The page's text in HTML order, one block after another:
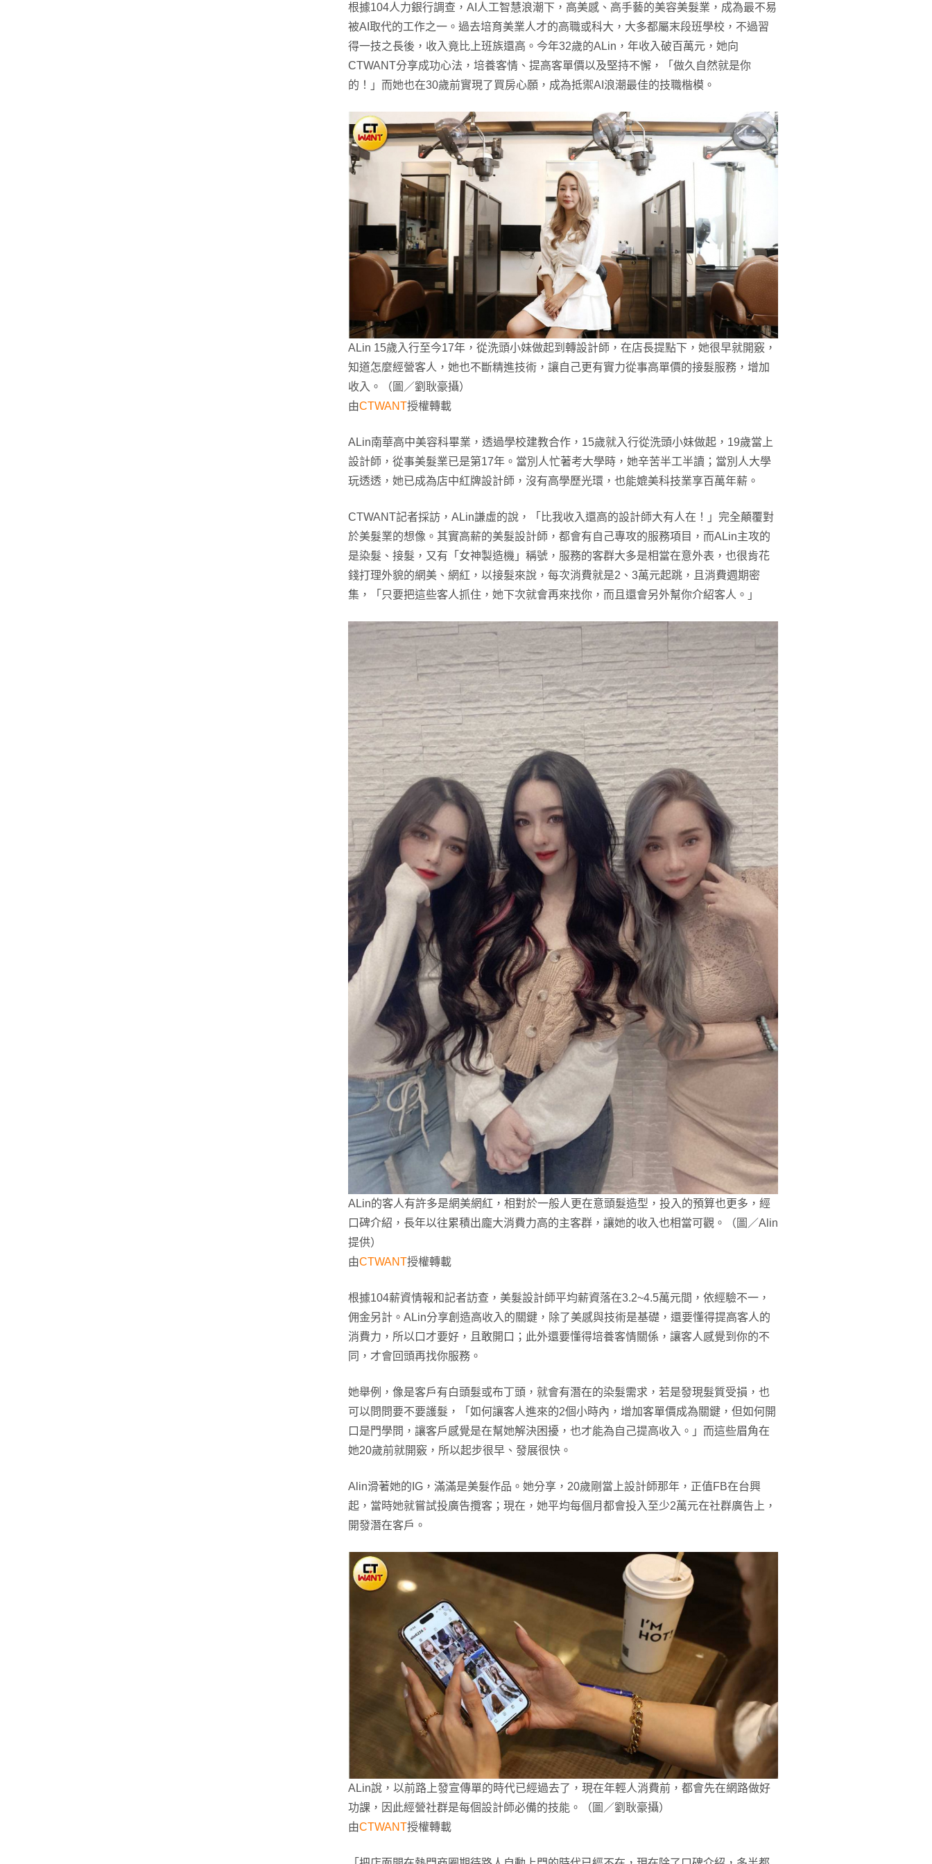
根據104人力銀行調查，AI人工智慧浪潮下，高美感、高手藝的美容美髮業，成為最不易
被AI取代的工作之一。過去培育美業人才的高職或科大，大多都屬末段班學校，不過習
得一技之長後，收入竟比上班族還高。今年32歲的ALin，年收入破百萬元，她向
CTWANT分享成功心法，培養客情、提高客單價以及堅持不懈，「做久自然就是你
的！」而她也在30歲前實現了買房心願，成為抵禦AI浪潮最佳的技職楷模。
ALin 15歲入行至今17年，從洗頭小妹做起到轉設計師，在店長提點下，她很早就開竅，
知道怎麼經營客人，她也不斷精進技術，讓自己更有實力從事高單價的接髮服務，增加
收入。（圖／劉耿豪攝）
由CTWANT授權轉載
ALin南華高中美容科畢業，透過學校建教合作，15歲就入行從洗頭小妹做起，19歲當上
設計師，從事美髮業已是第17年。當別人忙著考大學時，她辛苦半工半讀；當別人大學
玩透透，她已成為店中紅牌設計師，沒有高學歷光環，也能媲美科技業享百萬年薪。
CTWANT記者採訪，ALin謙虛的說，「比我收入還高的設計師大有人在！」完全顛覆對
於美髮業的想像。其實高薪的美髮設計師，都會有自己專攻的服務項目，而ALin主攻的
是染髮、接髮，又有「女神製造機」稱號，服務的客群大多是相當在意外表，也很肯花
錢打理外貌的網美、網紅，以接髮來說，每次消費就是2、3萬元起跳，且消費週期密
集，「只要把這些客人抓住，她下次就會再來找你，而且還會另外幫你介紹客人。」
ALin的客人有許多是網美網紅，相對於一般人更在意頭髮造型，投入的預算也更多，經
口碑介紹，長年以往累積出龐大消費力高的主客群，讓她的收入也相當可觀。（圖／Alin
提供）
由CTWANT授權轉載
根據104薪資情報和記者訪查，美髮設計師平均薪資落在3.2~4.5萬元間，依經驗不一，
佣金另計。ALin分享創造高收入的關鍵，除了美感與技術是基礎，還要懂得提高客人的
消費力，所以口才要好，且敢開口；此外還要懂得培養客情關係，讓客人感覺到你的不
同，才會回頭再找你服務。
她舉例，像是客戶有白頭髮或布丁頭，就會有潛在的染髮需求，若是發現髮質受損，也
可以問問要不要護髮，「如何讓客人進來的2個小時內，增加客單價成為關鍵，但如何開
口是門學問，讓客戶感覺是在幫她解決困擾，也才能為自己提高收入。」而這些眉角在
她20歲前就開竅，所以起步很早、發展很快。
Alin滑著她的IG，滿滿是美髮作品。她分享，20歲剛當上設計師那年，正值FB在台興
起，當時她就嘗試投廣告攬客；現在，她平均每個月都會投入至少2萬元在社群廣告上，
開發潛在客戶。
ALin說，以前路上發宣傳單的時代已經過去了，現在年輕人消費前，都會先在網路做好
功課，因此經營社群是每個設計師必備的技能。（圖／劉耿豪攝）
由CTWANT授權轉載